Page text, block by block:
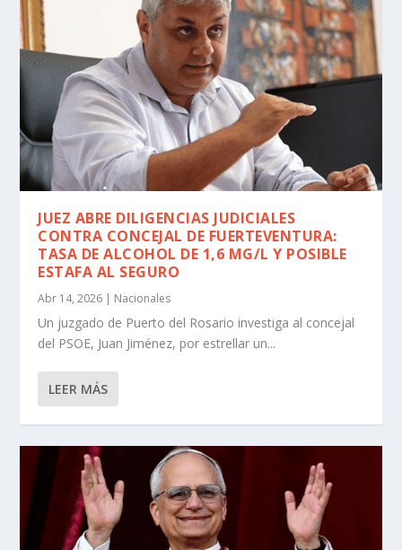
JUEZ ABRE DILIGENCIAS JUDICIALES
CONTRA CONCEJAL DE FUERTEVENTURA:
TASA DE ALCOHOL DE 1,6 MG/L Y POSIBLE
ESTAFA AL SEGURO
Abr 14, 2026 | Nacionales
Un juzgado de Puerto del Rosario investiga al concejal
del PSOE, Juan Jiménez, por estrellar un...
LEER MÁS